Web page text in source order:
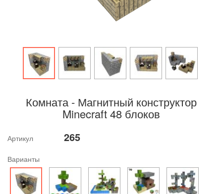
Комната - Магнитный конструктор
Minecraft 48 блоков
Артикул 265
Варианты